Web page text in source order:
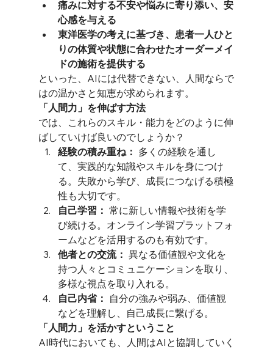
痛みに対する不安や悩みに寄り添い、安
心感を与える
東洋医学の考えに基づき、患者一人ひと
りの体質や状態に合わせたオーダーメイ
ドの施術を提供する
といった、AIには代替できない、人間ならで
はの温かさと知恵が求められます。
「人間力」を伸ばす方法
では、これらのスキル・能力をどのように伸
ばしていけば良いのでしょうか？
経験の積み重ね： 多くの経験を通し
て、実践的な知識やスキルを身につけ
る。失敗から学び、成長につなげる積極
性も大切です。
自己学習： 常に新しい情報や技術を学
び続ける。オンライン学習プラットフォ
ームなどを活用するのも有効です。
他者との交流： 異なる価値観や文化を
持つ人々とコミュニケーションを取り、
多様な視点を取り入れる。
自己内省： 自分の強みや弱み、価値観
などを理解し、自己成長に繋げる。
「人間力」を活かすということ
AI時代においても、人間はAIと協調していく